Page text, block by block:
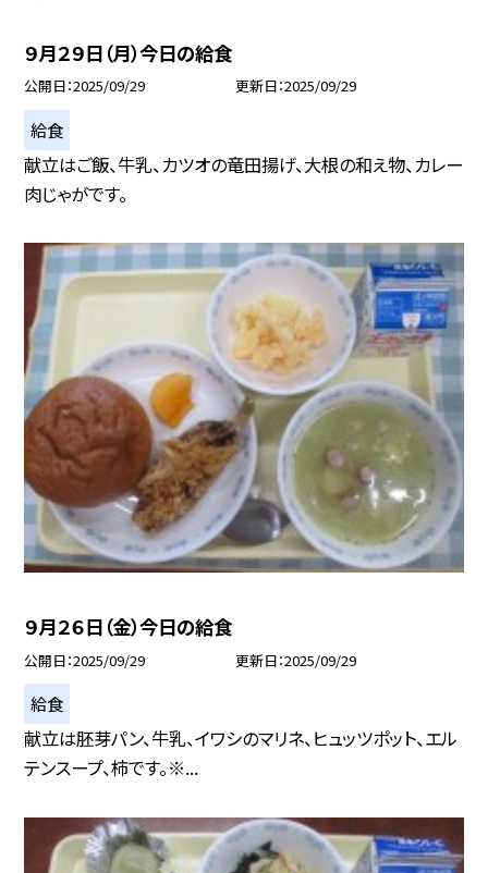
９月２９日（月）今日の給食
公開日 2025/09/29 更新日 2025/09/29
給食
献立はご飯、牛乳、カツオの竜田揚げ、大根の和え物、カレー
肉じゃがです。
９月２６日（金）今日の給食
公開日 2025/09/29 更新日 2025/09/29
給食
献立は胚芽パン、牛乳、イワシのマリネ、ヒュッツポット、エル
テンスープ、柿です。※...